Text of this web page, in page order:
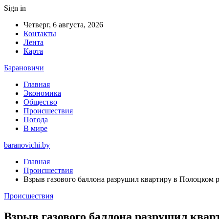
Sign in
Четверг, 6 августа, 2026
Контакты
Лента
Карта
Барановичи
Главная
Экономика
Общество
Происшествия
Погода
В мире
baranovichi.by
Главная
Происшествия
Взрыв газового баллона разрушил квартиру в Полоцком
Происшествия